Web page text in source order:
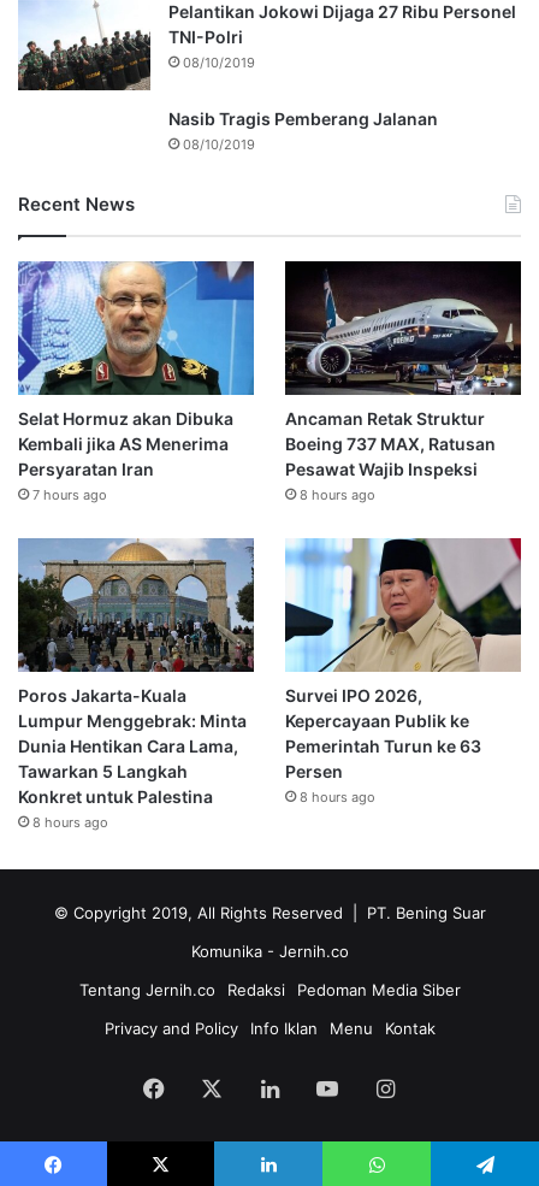
Pelantikan Jokowi Dijaga 27 Ribu Personel
TNI-Polri
08/10/2019
Nasib Tragis Pemberang Jalanan
08/10/2019
Recent News
Selat Hormuz akan Dibuka
Kembali jika AS Menerima
Persyaratan Iran
7 hours ago
Ancaman Retak Struktur
Boeing 737 MAX, Ratusan
Pesawat Wajib Inspeksi
8 hours ago
Poros Jakarta-Kuala
Lumpur Menggebrak: Minta
Dunia Hentikan Cara Lama,
Tawarkan 5 Langkah
Konkret untuk Palestina
8 hours ago
Survei IPO 2026,
Kepercayaan Publik ke
Pemerintah Turun ke 63
Persen
8 hours ago
© Copyright 2019, All Rights Reserved | PT. Bening Suar
Komunika - Jernih.co
Tentang Jernih.co
Redaksi
Pedoman Media Siber
Privacy and Policy
Info Iklan Menu Kontak
Facebook LinkedInYouTubeInstagram